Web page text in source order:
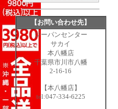
【お問い合わせ先】
ジーパンセンター
サカイ
本八幡店
千葉県市川市八幡
2-16-16
【本八幡店】
tel:047-334-6225